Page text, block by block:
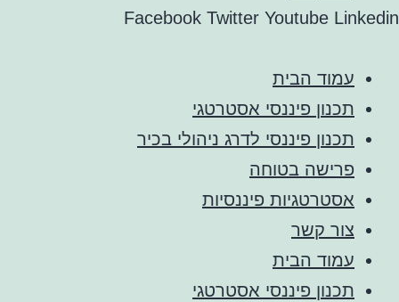
Facebook Twitter Youtube Linkedin
עמוד הבית
תכנון פיננסי אסטרטגי
תכנון פיננסי לדרג ניהולי בכיר
פרישה בטוחה
אסטרטגיות פיננסיות
צור קשר
עמוד הבית
תכנון פיננסי אסטרטגי